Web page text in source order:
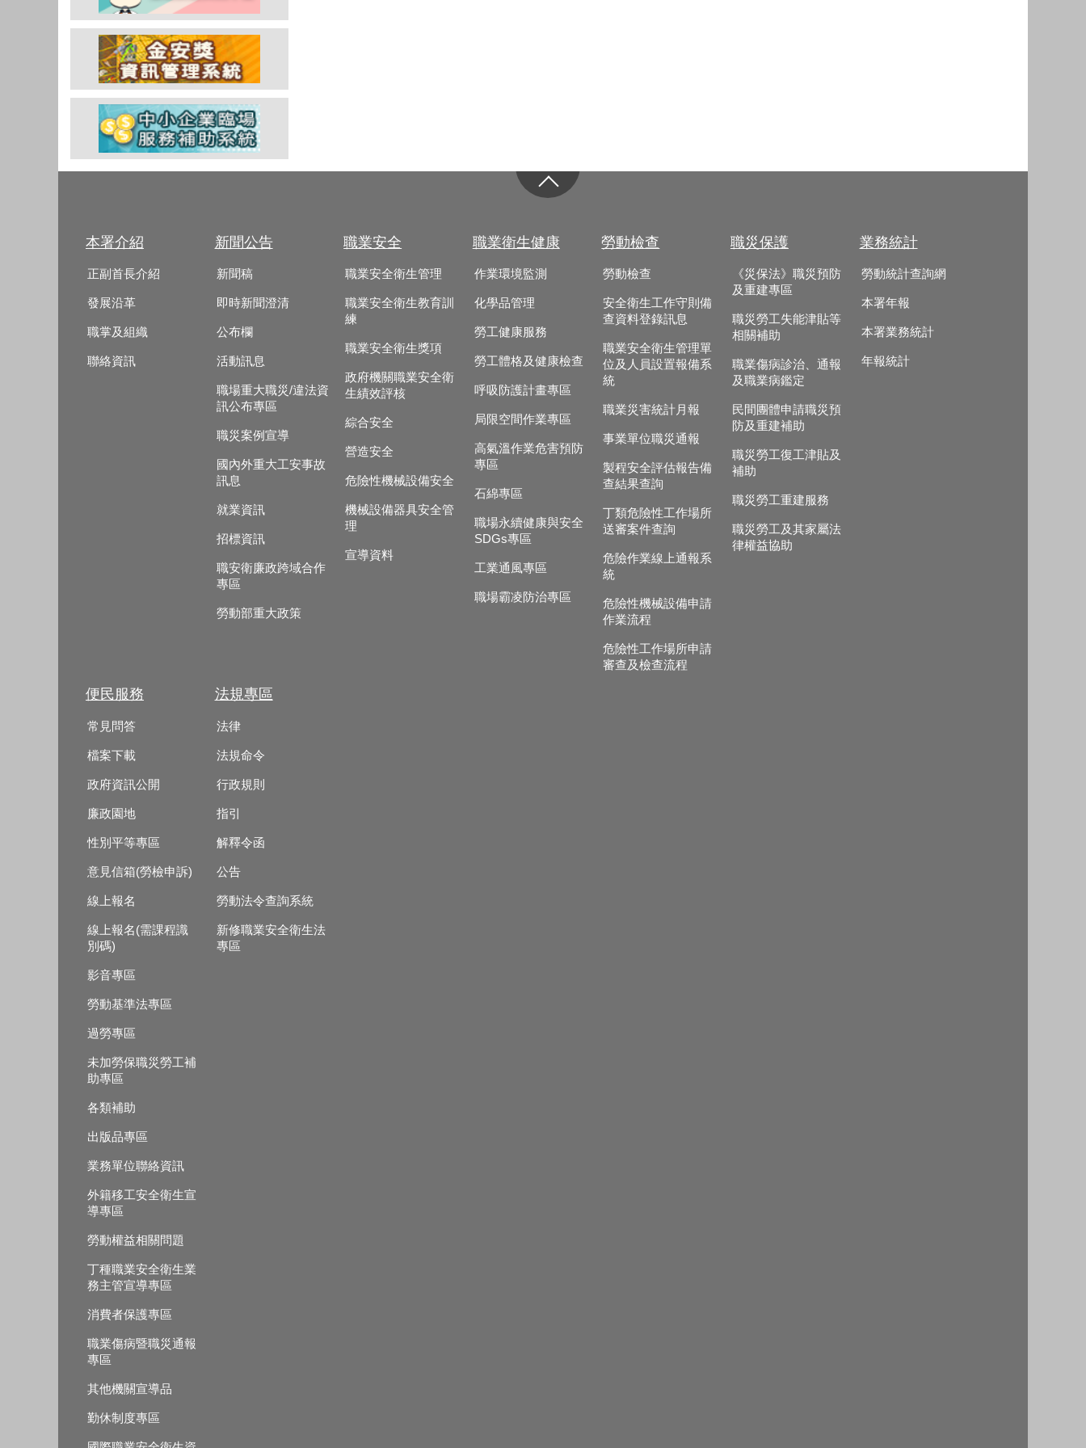
本署介紹
正副首長介紹
發展沿革
職掌及組織
聯絡資訊
新聞公告
新聞稿
即時新聞澄清
公布欄
活動訊息
職場重大職災/違法資
訊公布專區
職災案例宣導
國內外重大工安事故
訊息
就業資訊
招標資訊
職安衛廉政跨域合作
專區
勞動部重大政策
職業安全
職業安全衛生管理
職業安全衛生教育訓
練
職業安全衛生獎項
政府機關職業安全衛
生績效評核
綜合安全
營造安全
危險性機械設備安全
機械設備器具安全管
理
宣導資料
職業衛生健康
作業環境監測
化學品管理
勞工健康服務
勞工體格及健康檢查
呼吸防護計畫專區
局限空間作業專區
高氣溫作業危害預防
專區
石綿專區
職場永續健康與安全
SDGs專區
工業通風專區
職場霸凌防治專區
勞動檢查
勞動檢查
安全衛生工作守則備
查資料登錄訊息
職業安全衛生管理單
位及人員設置報備系
統
職業災害統計月報
事業單位職災通報
製程安全評估報告備
查結果查詢
丁類危險性工作場所
送審案件查詢
危險作業線上通報系
統
危險性機械設備申請
作業流程
危險性工作場所申請
審查及檢查流程
職災保護
《災保法》職災預防
及重建專區
職災勞工失能津貼等
相關補助
職業傷病診治、通報
及職業病鑑定
民間團體申請職災預
防及重建補助
職災勞工復工津貼及
補助
職災勞工重建服務
職災勞工及其家屬法
律權益協助
業務統計
勞動統計查詢網
本署年報
本署業務統計
年報統計
便民服務
常見問答
檔案下載
政府資訊公開
廉政園地
性別平等專區
意見信箱(勞檢申訴)
線上報名
線上報名(需課程識
別碼)
影音專區
勞動基準法專區
過勞專區
未加勞保職災勞工補
助專區
各類補助
出版品專區
業務單位聯絡資訊
外籍移工安全衛生宣
導專區
勞動權益相關問題
丁種職業安全衛生業
務主管宣導專區
消費者保護專區
職業傷病暨職災通報
專區
其他機關宣導品
勤休制度專區
法規專區
法律
法規命令
行政規則
指引
解釋令函
公告
勞動法令查詢系統
新修職業安全衛生法
專區